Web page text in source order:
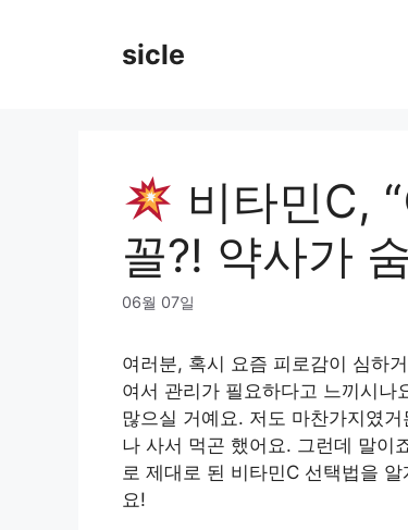
sicle
비타민C,
꼴?! 약사가
06월 07일
여러분, 혹시 요즘 피로감이 심하
여서 관리가 필요하다고 느끼시나
많으실 거예요. 저도 마찬가지였
나 사서 먹곤 했어요. 그런데 말이
로 제대로 된 비타민C 선택법을
요!